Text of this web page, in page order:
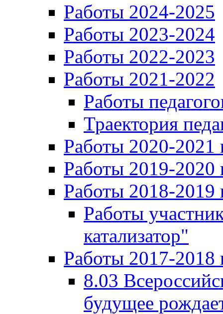
Работы 2024-2025
Работы 2023-2024
Работы 2022-2023
Работы 2021-2022
Работы
Траектория
Работы 2020-2021
Работы 2019-2020
Работы 2018-2019
Работы
катализатор"
Работы 2017-2018
8.03
будущее